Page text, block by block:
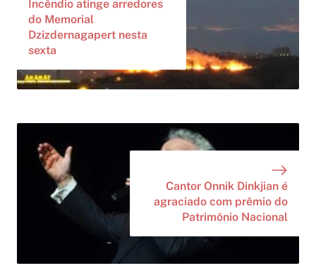
Incêndio atinge arredores
do Memorial
Dzizdernagapert nesta
sexta
Cantor Onnik Dinkjian é
agraciado com prêmio do
Patrimônio Nacional